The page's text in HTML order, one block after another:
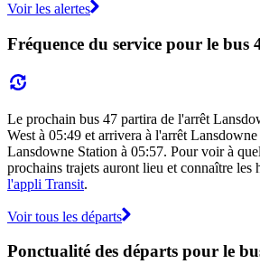
Voir les alertes
Fréquence du service pour le bus
Le prochain bus 47 partira de l'arrêt
West à 05:49 et arrivera à l'arrêt
Lansdowne Station à 05:57. Pour voir à
prochains trajets auront lieu et connaître les
l'appli Transit.
Voir tous les départs
Ponctualité des départs pour le